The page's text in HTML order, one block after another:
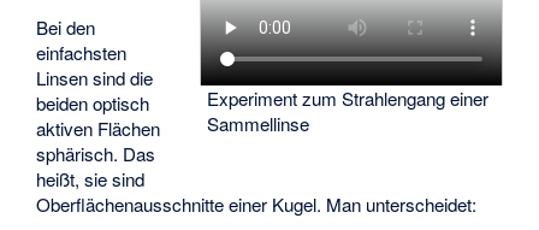
Experiment zum Strahlengang einer
Sammellinse
Bei den
einfachsten
Linsen sind die
beiden optisch
aktiven Flächen
sphärisch. Das
heißt, sie sind
Oberflächenausschnitte einer Kugel. Man unterscheidet: